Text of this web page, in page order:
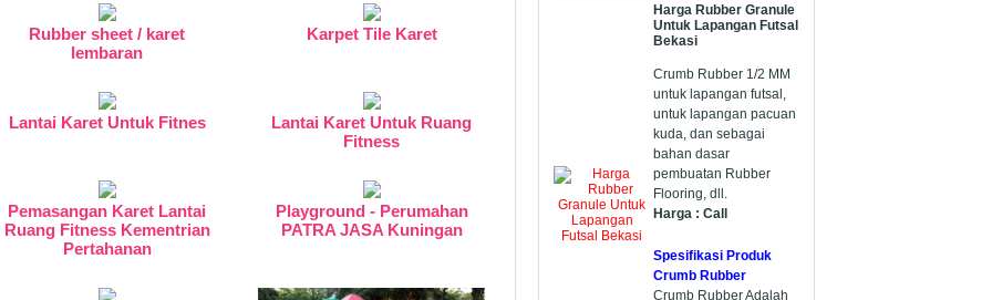
Rubber sheet / karet
lembaran
Karpet Tile Karet
Lantai Karet Untuk Fitnes
Lantai Karet Untuk Ruang
Fitness
Pemasangan Karet Lantai
Ruang Fitness Kementrian
Pertahanan
Playground - Perumahan
PATRA JASA Kuningan
Harga Rubber Granule
Untuk Lapangan Futsal
Bekasi
Crumb Rubber 1/2 MM
untuk lapangan futsal,
untuk lapangan pacuan
kuda, dan sebagai
bahan dasar
pembuatan Rubber
Flooring, dll.
Harga : Call
Spesifikasi Produk
Crumb Rubber
Crumb Rubber Adalah